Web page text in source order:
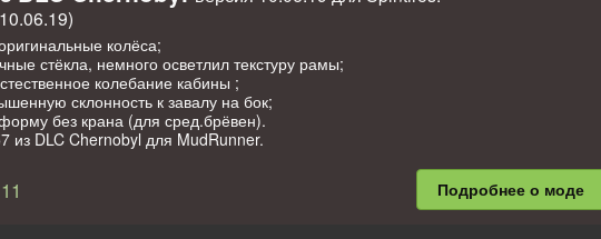
аддонов;
ссылка 2(33,4 MБ).
колёса;
стёкла, немного осветлил текстуру рамы;
колебание кабины ;
склонность к завалу на бок;
без крана (для сред.брёвен).
из DLC Chernobyl для MudRunner.
(В DLC Аддоны мягко говоря плохие).
Подробнее о моде